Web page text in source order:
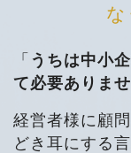
「 うちは中小
て必要ありま
経営者様に顧
どき耳にする言